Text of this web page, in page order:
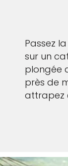
Passez
sur un
plongée
près de
attrapez